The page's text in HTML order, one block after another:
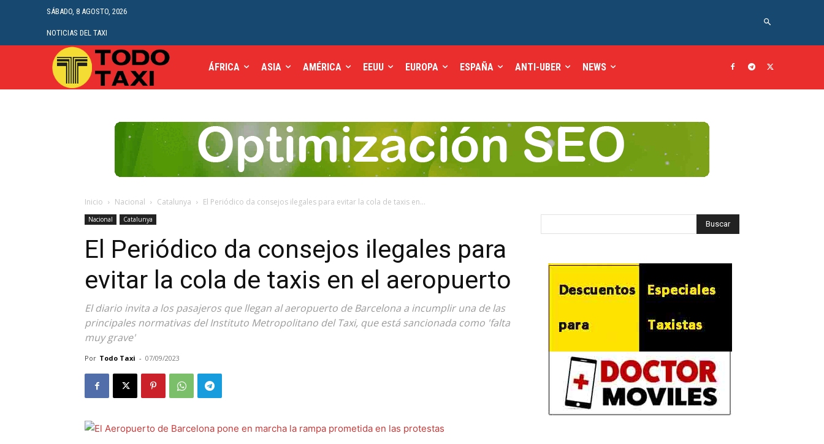
SÁBADO, 8 AGOSTO, 2026
NOTICIAS DEL TAXI
ÁFRICA ASIA AMÉRICA EEUU EUROPA ESPAÑA ANTI-UBER NEWS
Inicio Nacional Catalunya El Periódico da consejos ilegales para evitar la cola de taxis en...
Nacional Catalunya
El Periódico da consejos ilegales para
evitar la cola de taxis en el aeropuerto
El diario invita a los pasajeros que llegan al aeropuerto de Barcelona a incumplir una de las
principales normativas del Instituto Metropolitano del Taxi, que está sancionada como 'falta
muy grave'
Por Todo Taxi - 07/09/2023